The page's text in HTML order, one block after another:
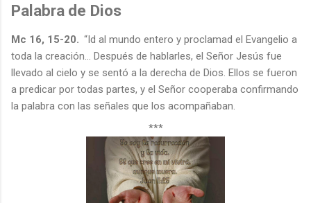
Palabra de Dios
Mc 16, 15-20. “Id al mundo entero y proclamad el Evangelio a
toda la creación… Después de hablarles, el Señor Jesús fue
llevado al cielo y se sentó a la derecha de Dios. Ellos se fueron
a predicar por todas partes, y el Señor cooperaba confirmando
la palabra con las señales que los acompañaban.
***